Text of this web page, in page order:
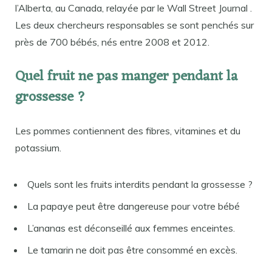
l’Alberta, au Canada, relayée par le Wall Street Journal .
Les deux chercheurs responsables se sont penchés sur
près de 700 bébés, nés entre 2008 et 2012.
Quel fruit ne pas manger pendant la
grossesse ?
Les pommes contiennent des fibres, vitamines et du
potassium.
Quels sont les fruits interdits pendant la grossesse ?
La papaye peut être dangereuse pour votre bébé
L’ananas est déconseillé aux femmes enceintes.
Le tamarin ne doit pas être consommé en excès.